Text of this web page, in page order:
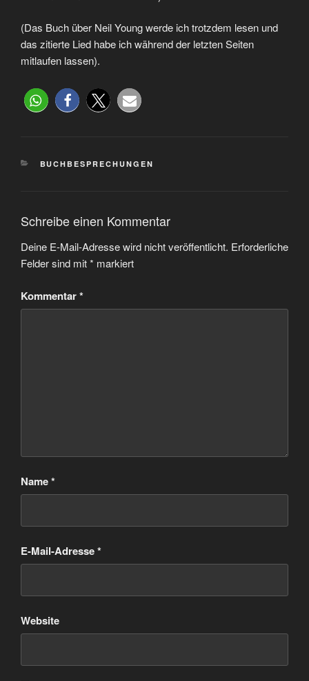
(Das Buch über Neil Young werde ich trotzdem lesen und
das zitierte Lied habe ich während der letzten Seiten
mitlaufen lassen).
BUCHBESPRECHUNGEN
Schreibe einen Kommentar
Deine E-Mail-Adresse wird nicht veröffentlicht. Erforderliche
Felder sind mit* markiert
Kommentar*
Name*
E-Mail-Adresse*
Website